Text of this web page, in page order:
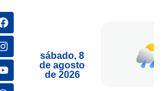
sábado, 8
de agosto
de 2026